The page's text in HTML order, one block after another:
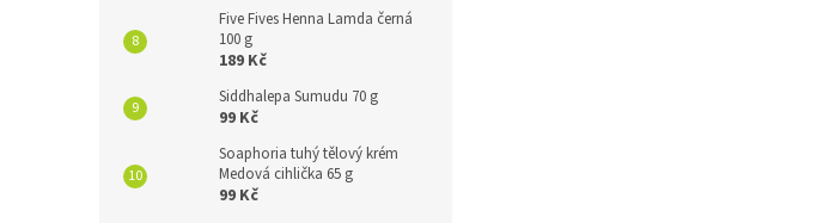
Five Fives Henna Lamda černá
100 g
189 Kč
Siddhalepa Sumudu 70 g
99 Kč
Soaphoria tuhý tělový krém
Medová cihlička 65 g
99 Kč